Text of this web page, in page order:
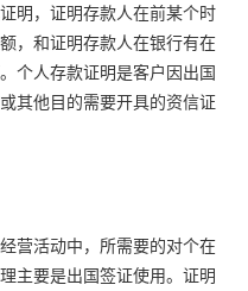
明，证明存款人在前某个时
，和证明存款人在银行有在
个人存款证明是客户因出国
其他目的需要开具的资信证
营活动中，所需要的对个在
主要是出国签证使用。证明